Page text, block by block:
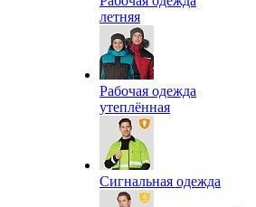
летняя
Рабочая одежда
утеплённая
Сигнальная одежда